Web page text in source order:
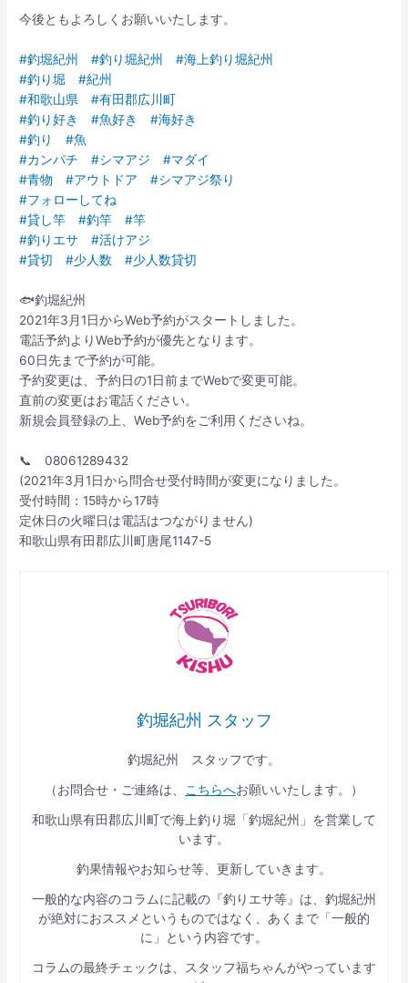
今後ともよろしくお願いいたします。
#釣堀紀州 #釣り堀紀州
#海上釣り堀紀州
#釣り堀
#紀州
#和歌山県
#有田郡広川町
#釣り好き
#魚好き
#海好き
#釣り
#魚
#カンパチ
#シマアジ
#マダイ
#青物
#アウトドア
#シマアジ祭り
#フォローしてね
#貸し竿
#釣竿
#竿
#釣りエサ
#活けアジ
#貸切
#少人数 #少人数貸切
🐟釣堀紀州
2021年3月1日からWeb予約がスタートしました。
電話予約よりWeb予約が優先となります。
60日先まで予約が可能。
予約変更は、予約日の1日前までWebで変更可能。
直前の変更はお電話ください。
新規会員登録の上、Web予約をご利用くださいね。
📞 08061289432
(2021年3月1日から問合せ受付時間が変更になりました。
受付時間：15時から17時
定休日の火曜日は電話はつながりません)
和歌山県有田郡広川町唐尾1147-5
釣堀紀州 スタッフ
釣堀紀州 スタッフです。
（お問合せ・ご連絡は、
こちらへお願いいたします。）
和歌山県有田郡広川町で海上釣り堀「釣堀紀州」を営業して
います。
釣果情報やお知らせ等、更新していきます。
一般的な内容のコラムに記載の『釣りエサ等』は、釣堀紀州
が絶対におススメというものではなく、あくまで「一般的
に」という内容です。
コラムの最終チェックは、スタッフ福ちゃんがやっています